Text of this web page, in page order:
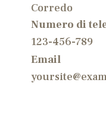
Corredo
Numero di
123-456-789
Email